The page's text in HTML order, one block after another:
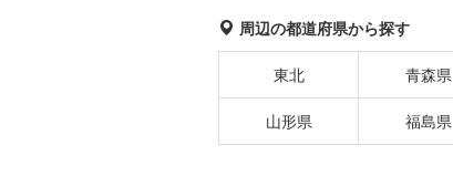
周辺の都道府県から探す
東北 青森県
山形県 福島県